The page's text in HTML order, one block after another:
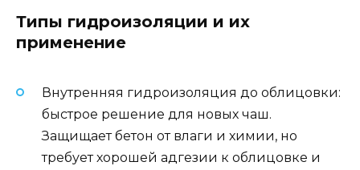
Типы гидроизоляции и их
применение
Внутренняя гидроизоляция до облицовки:
быстрое решение для новых чаш.
Защищает бетон от влаги и химии, но
требует хорошей адгезии к облицовке и